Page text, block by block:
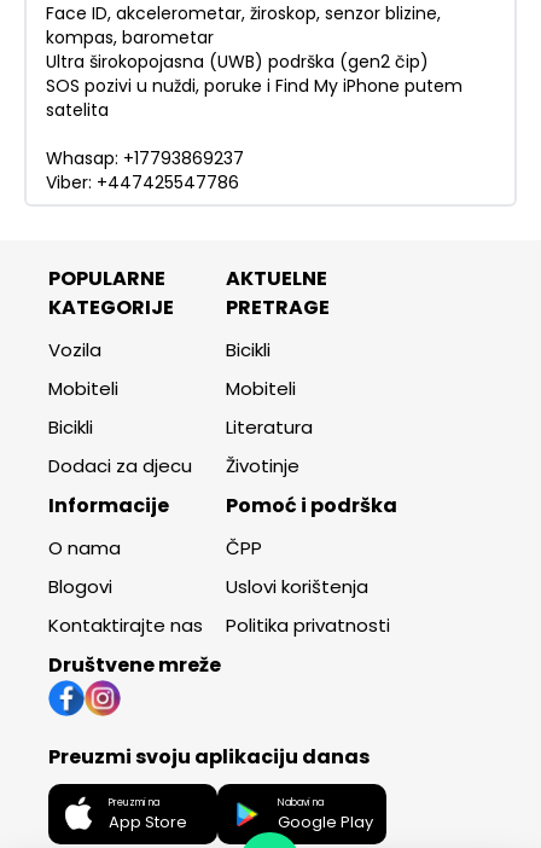
Face ID, akcelerometar, žiroskop, senzor blizine,
kompas, barometar
Ultra širokopojasna (UWB) podrška (gen2 čip)
SOS pozivi u nuždi, poruke i Find My iPhone putem
satelita
Whasap: +17793869237
Viber: +447425547786
POPULARNE
KATEGORIJE
Vozila
Mobiteli
Bicikli
Dodaci za djecu
AKTUELNE
PRETRAGE
Bicikli
Mobiteli
Literatura
Životinje
Informacije
O nama
Blogovi
Kontaktirajte nas
Pomoć i podrška
ČPP
Uslovi korištenja
Politika privatnosti
Društvene mreže
Preuzmi svoju aplikaciju danas
Preuzmi na
App Store
Nabavi na
Google Play